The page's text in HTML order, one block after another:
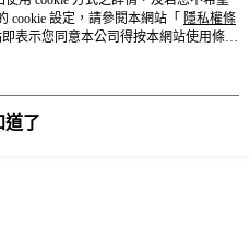
cookie 設定，請參閱本網站「 隱私權條
表示您同意本公司得按本網站使用條款
道了